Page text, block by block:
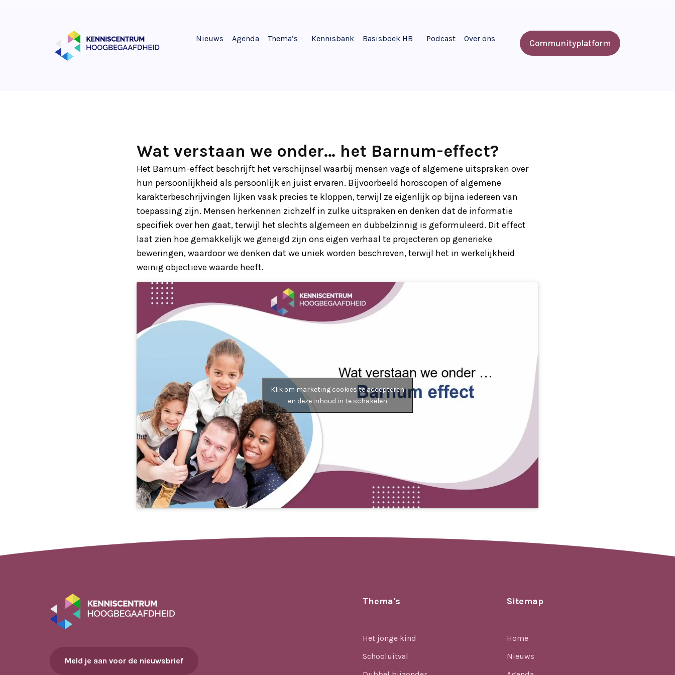
Nieuws Agenda Thema’s Kennisbank Basisboek HB Podcast Over ons Communityplatform
Wat verstaan we onder… het Barnum-effect?
Het Barnum-effect beschrijft het verschijnsel waarbij mensen vage of algemene uitspraken over
hun persoonlijkheid als persoonlijk en juist ervaren. Bijvoorbeeld horoscopen of algemene
karakterbeschrijvingen lijken vaak precies te kloppen, terwijl ze eigenlijk op bijna iedereen van
toepassing zijn. Mensen herkennen zichzelf in zulke uitspraken en denken dat de informatie
specifiek over hen gaat, terwijl het slechts algemeen en dubbelzinnig is geformuleerd. Dit effect
laat zien hoe gemakkelijk we geneigd zijn ons eigen verhaal te projecteren op generieke
beweringen, waardoor we denken dat we uniek worden beschreven, terwijl het in werkelijkheid
weinig objectieve waarde heeft.
Klik om marketing cookies te accepteren
en deze inhoud in te schakelen
Meld je aan voor de nieuwsbrief
Thema's
Het jonge kind
Schooluitval
Sitemap
Home
Nieuws